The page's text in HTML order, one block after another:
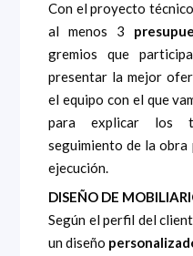
Con el proyecto
al menos 3
gremios que
presentar la mejor
el equipo con el que
para explicar los
seguimiento de la
ejecución.
DISEÑO DE
Según el perfil del
un diseño